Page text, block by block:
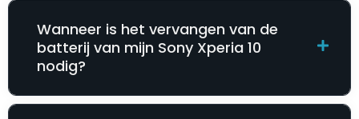
Wanneer is het vervangen van de
batterij van mijn Sony Xperia 10
nodig?